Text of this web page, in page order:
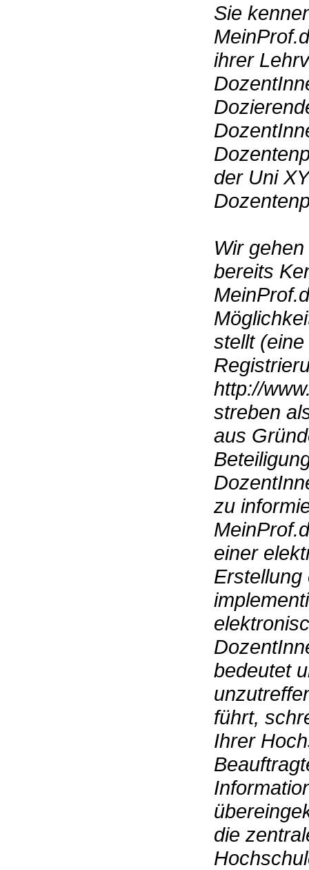
Sie
ihrer
der Uni
Wir
bereits
stellt
http://
streben
aus
zu
einer
Erstellung
bedeutet
führt,
Ihrer
die